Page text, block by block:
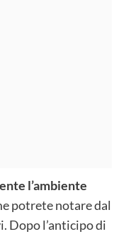
l’ambiente
potrete notare dal
Dopo l’anticipo di